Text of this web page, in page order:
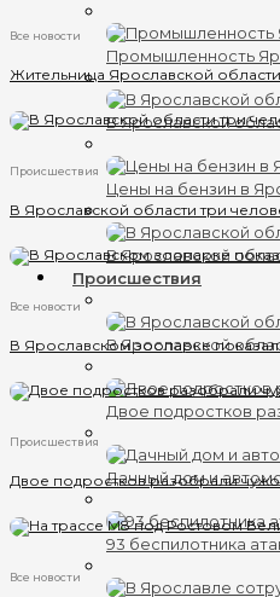
Промышленность
В Ярославской
Цены на бензин в
В Ярославской
Происшествия
В Ярославской
Двое подростков
Дачный дом и
93 беспилотника
Все новости
Жительница Ярославской
Происшествия
В Ярославской области три
Все новости
В Ярославском зоопарке
Происшествия
Двое подростков разобрали
Все новости